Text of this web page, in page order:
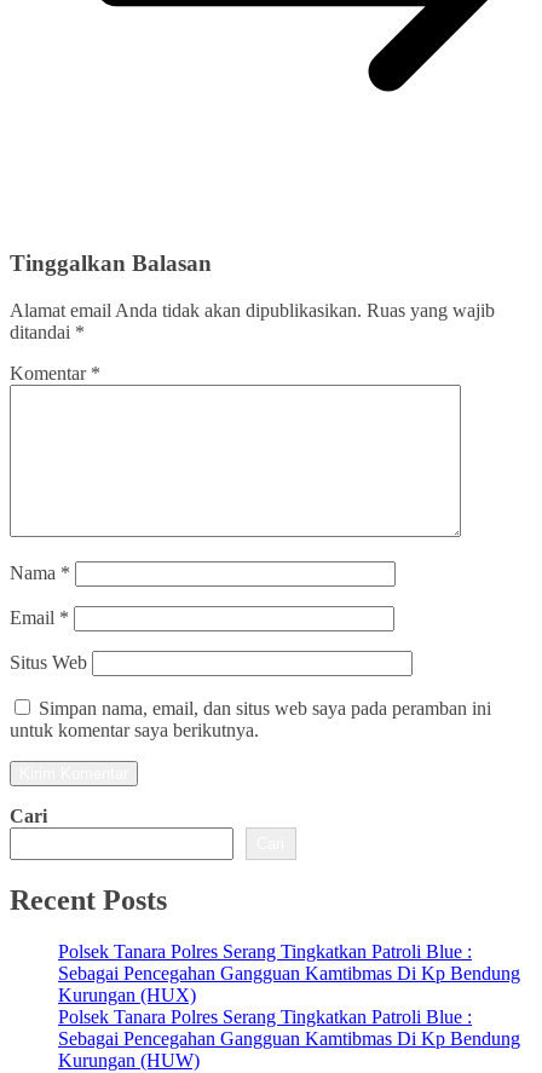
Tinggalkan Balasan
Alamat email Anda tidak akan dipublikasikan. Ruas yang wajib
ditandai *
Komentar *
Nama *
Email *
Situs Web
Simpan nama, email, dan situs web saya pada peramban ini
untuk komentar saya berikutnya.
Cari
Recent Posts
Polsek Tanara Polres Serang Tingkatkan Patroli Blue :
Sebagai Pencegahan Gangguan Kamtibmas Di Kp Bendung
Kurungan (HUX)
Polsek Tanara Polres Serang Tingkatkan Patroli Blue :
Sebagai Pencegahan Gangguan Kamtibmas Di Kp Bendung
Kurungan (HUW)